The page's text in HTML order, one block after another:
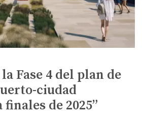
Fase 4 del plan de
ciudad
de 2025”